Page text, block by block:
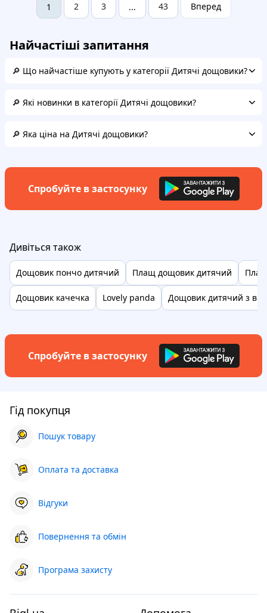
1 2 3 ... 43 Вперед
Найчастіші запитання
🔎 Що найчастіше купують у категорії Дитячі дощовики?
🔎 Які новинки в категорії Дитячі дощовики?
🔎 Яка ціна на Дитячі дощовики?
Спробуйте в застосунку
Дивіться також
Дощовик пончо дитячий Плащ дощовик дитячий
Дощовик качечка Lovely panda Дощовик дитячий з
Спробуйте в застосунку
Гід покупця
Пошук товару
Оплата та доставка
Відгуки
Повернення та обмін
Програма захисту